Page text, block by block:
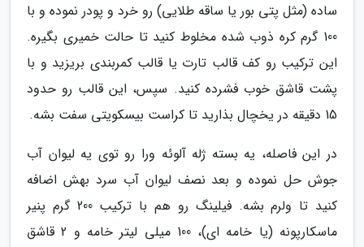
ساده (مثل پتی بور یا ساقه طلایی) رو خرد و پودر نموده و با
100 گرم کره ذوب شده مخلوط کنید تا حالت خمیری بگیره.
این ترکیب رو کف قالب تارت یا قالب کمربندی بریزید و با
پشت قاشق خوب فشرده کنید. سپس، این قالب رو حدود
15 دقیقه در یخچال بذارید تا کراست بیسکویتی سفت بشه.
در این فاصله، یه بسته ژله آلوئه ورا رو توی یه لیوان آب
جوش حل نموده و بعد نصف لیوان آب سرد بهش اضافه
کنید تا ولرم بشه. فیلینگ رو هم با ترکیب 200 گرم پنیر
ماسکارپونه (یا خامه ای)، 100 میلی لیتر خامه و 2 قاشق